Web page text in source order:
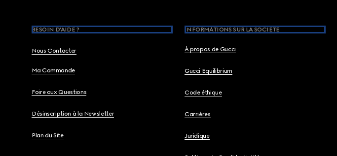
BESOIN D'AIDE ?
Nous Contacter
Ma Commande
Foire aux Questions
Désinscription à la Newsletter
Plan du Site
INFORMATIONS SUR LA SOCIETE
À propos de Gucci
Gucci Equilibrium
Code éthique
Carrières
Juridique